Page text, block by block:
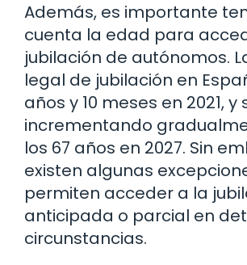
Además, es importante
cuenta la edad para
jubilación de autónomos.
legal de jubilación en
años y 10 meses en 2021, y
incrementando
los 67 años en 2027. Sin
existen algunas
permiten acceder a la
anticipada o parcial en
circunstancias.